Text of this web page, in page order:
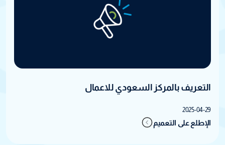
التعريف بالمركز السعودي للاعمال
2025-04-29
الإطلع على التعميم